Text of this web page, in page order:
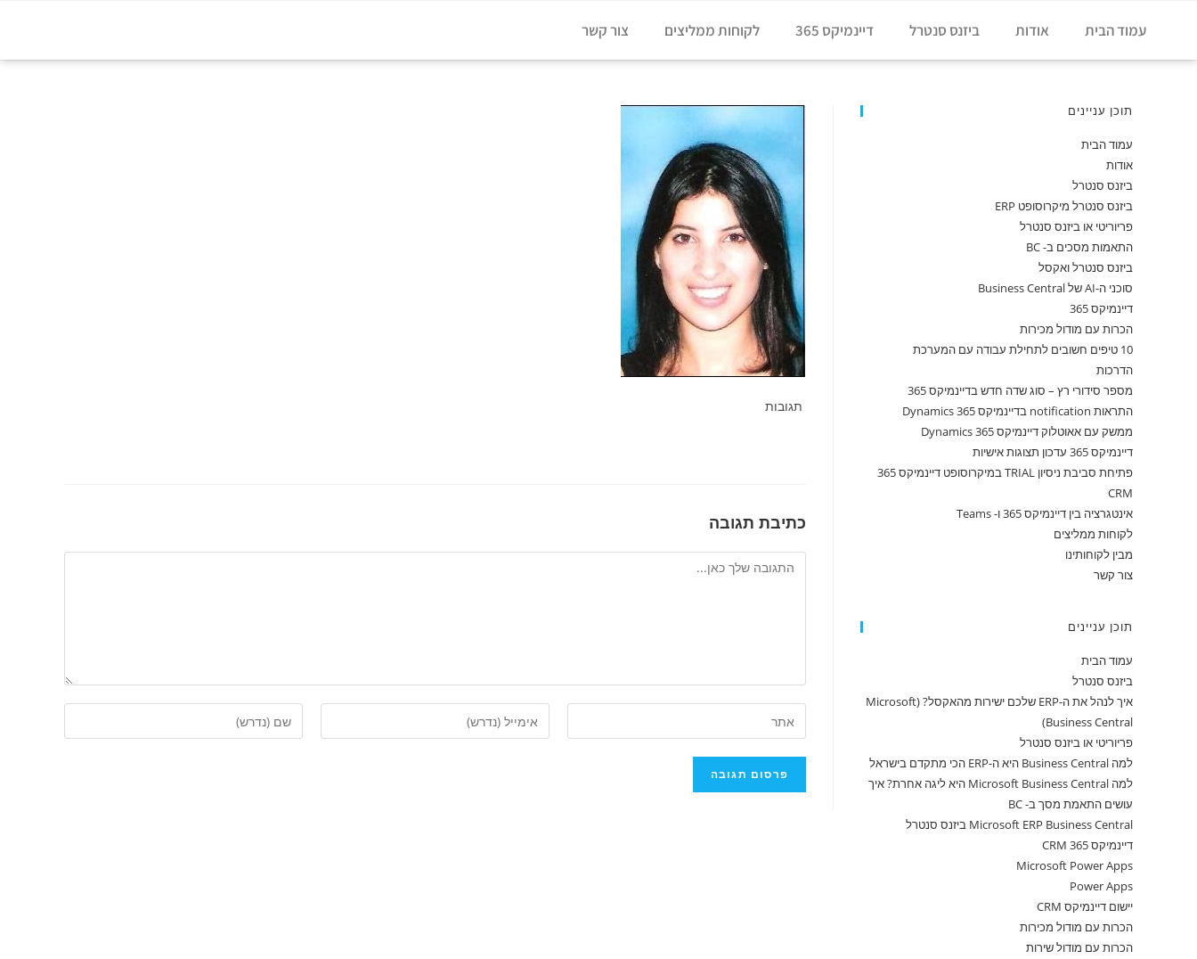
עמוד הבית אודות ביזנס סנטרל דיינמיקס 365 לקוחות ממליצים צור קשר
תגובות
כתיבת תגובה
תוכן עניינים
עמוד הבית
אודות
ביזנס סנטרל
ביזנס סנטרל מיקרוסופט ERP
פריוריטי או ביזנס סנטרל
התאמות מסכים ב- BC
ביזנס סנטרל ואקסל
סוכני ה-AI של Business Central
דיינמיקס 365
הכרות עם מודול מכירות
10 טיפים חשובים לתחילת עבודה עם המערכת
הדרכות
מספר סידורי רץ – סוג שדה חדש בדיינמיקס 365
התראות notification בדיינמיקס 365 Dynamics
ממשק עם אאוטלוק דיינמיקס 365 Dynamics
דיינמיקס 365 עדכון תצוגות אישיות
פתיחת סביבת ניסיון TRIAL במיקרוסופט דיינמיקס 365
CRM
אינטגרציה בין דיינמיקס 365 ו- Teams
לקוחות ממליצים
מבין לקוחותינו
צור קשר
תוכן עניינים
עמוד הבית
ביזנס סנטרל
איך לנהל את ה-ERP שלכם ישירות מהאקסל? (Microsoft
Business Central)
פריוריטי או ביזנס סנטרל
למה Business Central היא ה-ERP הכי מתקדם בישראל
למה Microsoft Business Central היא ליגה אחרת? איך
עושים התאמת מסך ב- BC
Microsoft ERP Business Central ביזנס סנטרל
דיינמיקס 365 CRM
Microsoft Power Apps
Power Apps
יישום דיינמיקס CRM
הכרות עם מודול מכירות
הכרות עם מודול שירות